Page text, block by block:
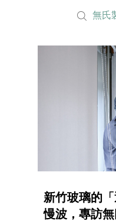
無氏
新竹玻璃的
慢波，專訪